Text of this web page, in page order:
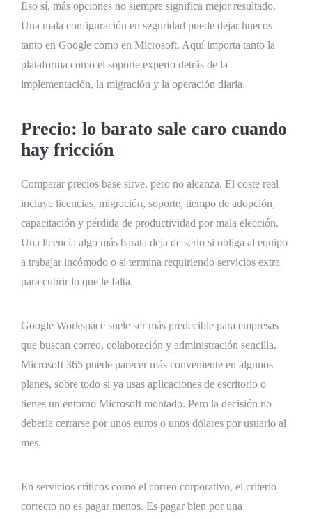
Eso sí, más opciones no siempre significa mejor resultado.
Una mala configuración en seguridad puede dejar huecos
tanto en Google como en Microsoft. Aquí importa tanto la
plataforma como el soporte experto detrás de la
implementación, la migración y la operación diaria.
Precio: lo barato sale caro cuando
hay fricción
Comparar precios base sirve, pero no alcanza. El coste real
incluye licencias, migración, soporte, tiempo de adopción,
capacitación y pérdida de productividad por mala elección.
Una licencia algo más barata deja de serlo si obliga al equipo
a trabajar incómodo o si termina requiriendo servicios extra
para cubrir lo que le falta.
Google Workspace suele ser más predecible para empresas
que buscan correo, colaboración y administración sencilla.
Microsoft 365 puede parecer más conveniente en algunos
planes, sobre todo si ya usas aplicaciones de escritorio o
tienes un entorno Microsoft montado. Pero la decisión no
debería cerrarse por unos euros o unos dólares por usuario al
mes.
En servicios críticos como el correo corporativo, el criterio
correcto no es pagar menos. Es pagar bien por una